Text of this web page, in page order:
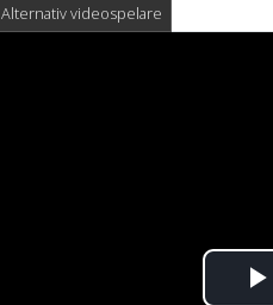
Alternativ videospelare